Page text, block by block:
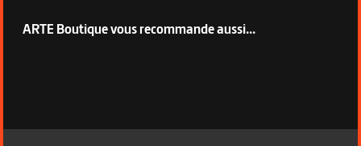
ARTE Boutique vous recommande aussi...